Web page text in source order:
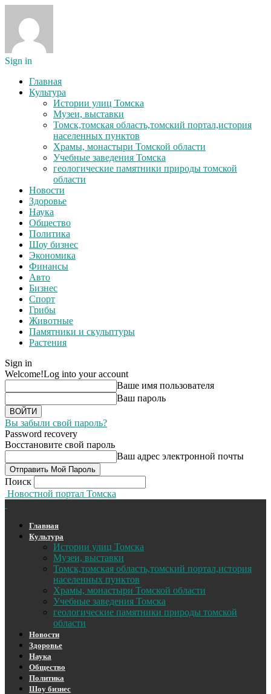
Sign in
Главная
Культура
Истории улиц Томска
Музеи, выставки
Томск,томская область,томский портал,история
населенных пунктов
Храмы, монастыри Томской области
Учебные заведения Томска
геологические памятники природы томской
области
Новости
Здоровье
Наука
Общество
Политика
Шоу бизнес
Экономика
Финансы
Авто
Бизнес
Спорт
Грибы
Животные
Памятники и скульптуры
Растения
Sign in
Welcome!Log into your account
Ваше имя пользователя
Ваш пароль
Вы забыли свой пароль?
Password recovery
Восстановите свой пароль
Ваш адрес электронной почты
Поиск
Новостной портал Томска
Главная
Культура
Истории улиц Томска
Музеи, выставки
Томск,томская область,томский портал,история
населенных пунктов
Храмы, монастыри Томской области
Учебные заведения Томска
геологические памятники природы томской
области
Новости
Здоровье
Наука
Общество
Политика
Шоу бизнес